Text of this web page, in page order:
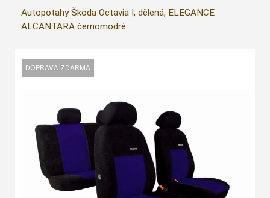
Autopotahy Škoda Octavia I, dělená, ELEGANCE
ALCANTARA černomodré